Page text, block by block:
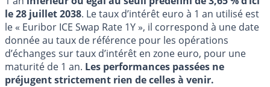
le 28 juillet 2038. Le taux d’intérêt euro à 1 an utilisé est
le « Euribor ICE Swap Rate 1Y », il correspond à une date
donnée au taux de référence pour les opérations
d’échanges sur taux d’intérêt en zone euro, pour une
maturité de 1 an. Les performances passées ne
préjugent strictement rien de celles à venir.